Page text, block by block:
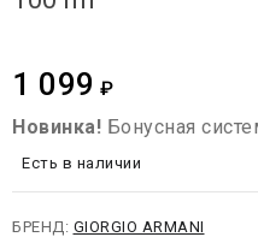
1 099 ₽
Новинка! Бонусная
Есть в наличии
БРЕНД: GIORGIO ARMANI